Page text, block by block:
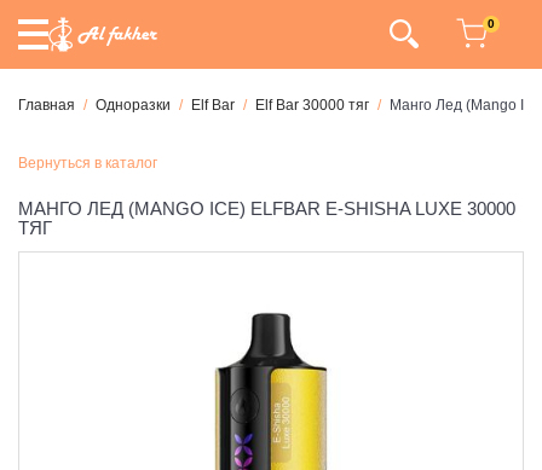
0
Главная Одноразки Elf Bar Elf Bar 30000 тяг Манго Лед (Mango
Вернуться в каталог
МАНГО ЛЕД (MANGO ICE) ELFBAR E-SHISHA LUXE 30000
ТЯГ